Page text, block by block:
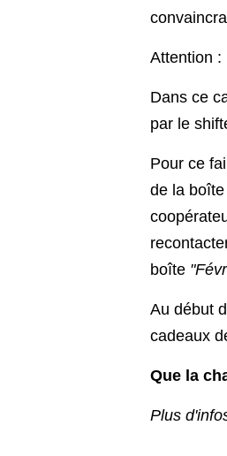
Attention :
Dans ce
par le
Pour ce
de la boîte
boîte
Au début
cadeaux
Que la
Plus